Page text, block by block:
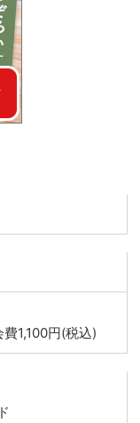
1,100円(税込)